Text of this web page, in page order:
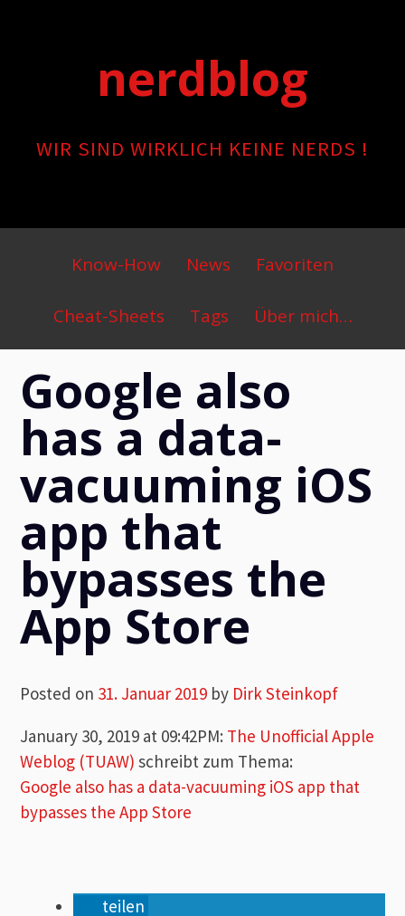
nerdblog
WIR SIND WIRKLICH KEINE NERDS !
Primary
Menu
Know-How News Favoriten
Cheat-Sheets Tags Über mich…
Google also
has a data-
vacuuming iOS
app that
bypasses the
App Store
Posted on 31. Januar 2019 by Dirk Steinkopf
January 30, 2019 at 09:42PM: The Unofficial Apple
Weblog (TUAW) schreibt zum Thema:
Google also has a data-vacuuming iOS app that
bypasses the App Store
teilen